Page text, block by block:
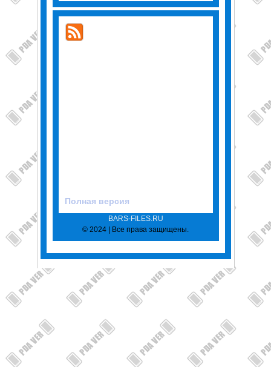
Полная версия
BARS-FILES.RU
© 2024 | Все права защищены.